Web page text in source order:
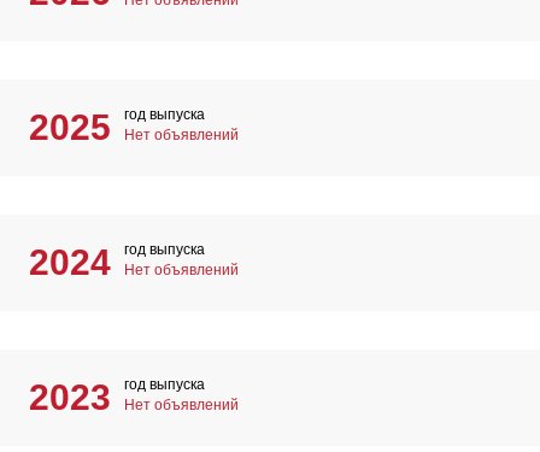
2025
год выпуска
Нет объявлений
2024
год выпуска
Нет объявлений
2023
год выпуска
Нет объявлений